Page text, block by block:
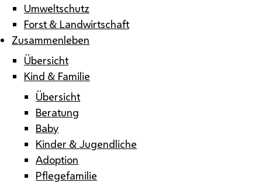
Umweltschutz
Forst & Landwirtschaft
Zusammenleben
Übersicht
Kind & Familie
Übersicht
Beratung
Baby
Kinder & Jugendliche
Adoption
Pflegefamilie